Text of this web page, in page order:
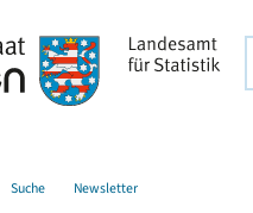
Suche Newsletter